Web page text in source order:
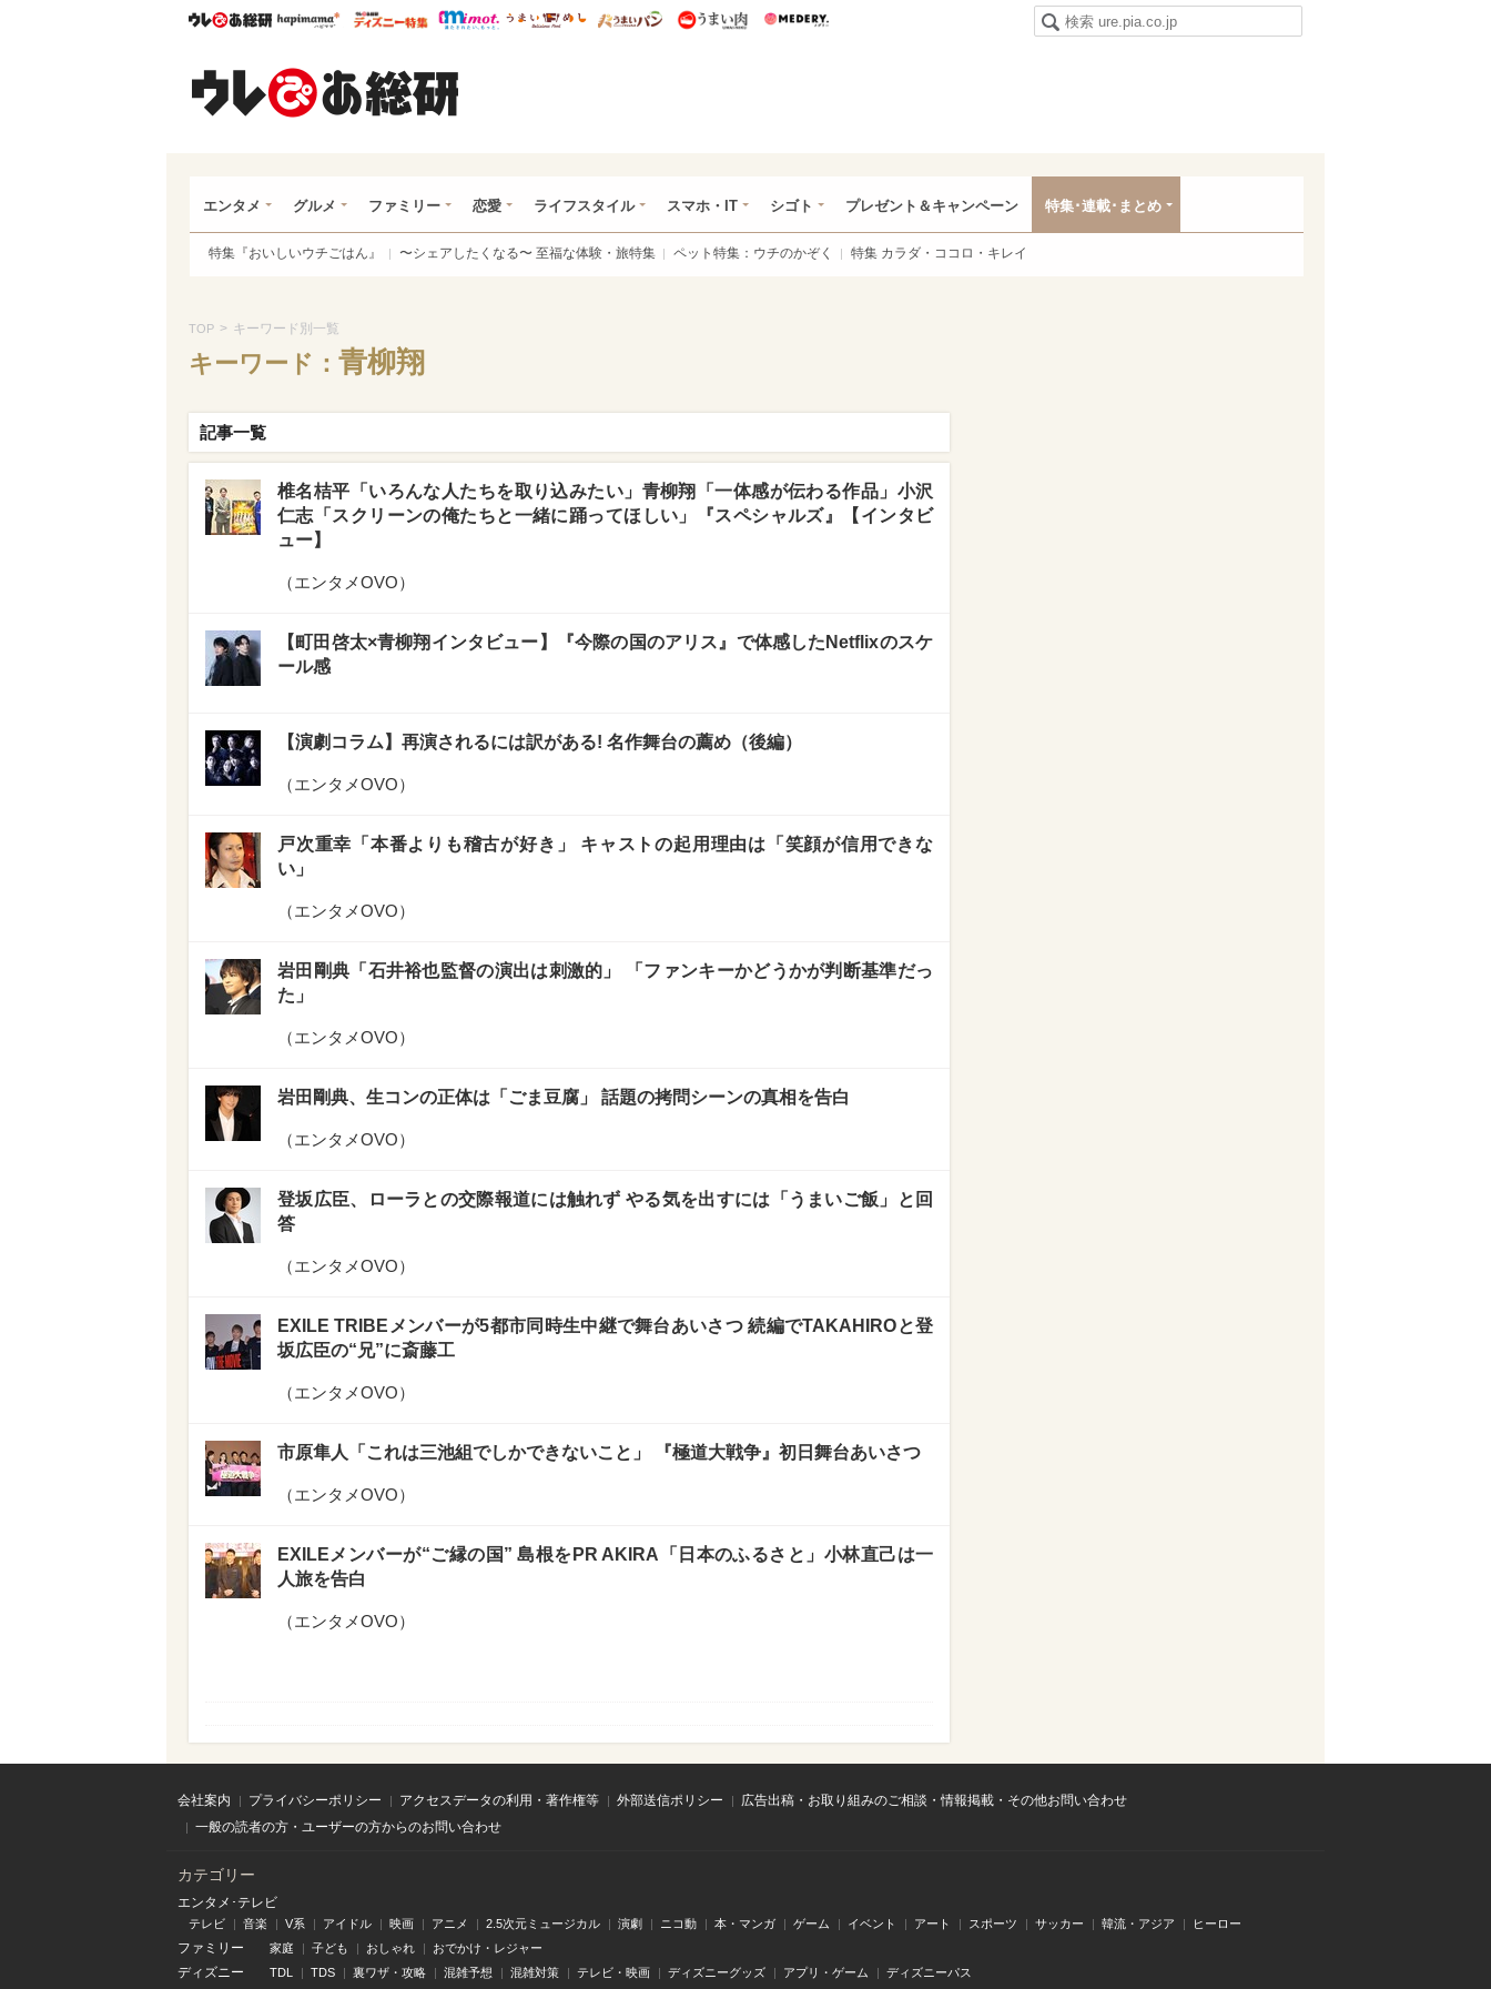
ウレぴあ総研ハピママ* ウレぴあ総研 ディズニー特集
mimot. うまいめし うまいパン うまい肉
エンタメ グルメ ファミリー 恋愛 ライフスタイル スマホ・IT シゴト プレゼント＆キャンペーン 特集･連載･まとめ
特集『おいしいウチごはん』 〜シェアしたくなる〜 至福な体験・旅特集 ペット特集：ウチのかぞく 特集 カラダ・ココロ・キレイ
TOP > キーワード別一覧
キーワード： 青柳翔
記事一覧
椎名桔平「いろんな人たちを取り込みたい」青柳翔「一体感が伝わる作品」小沢
仁志「スクリーンの俺たちと一緒に踊ってほしい」『スペシャルズ』【インタビ
ュー】
（エンタメOVO）
【町田啓太×青柳翔インタビュー】『今際の国のアリス』で体感したNetflixのスケ
ール感
【演劇コラム】再演されるには訳がある! 名作舞台の薦め（後編）
（エンタメOVO）
戸次重幸「本番よりも稽古が好き」 キャストの起用理由は「笑顔が信用できな
い」
（エンタメOVO）
岩田剛典「石井裕也監督の演出は刺激的」 「ファンキーかどうかが判断基準だっ
た」
（エンタメOVO）
岩田剛典、生コンの正体は「ごま豆腐」 話題の拷問シーンの真相を告白
（エンタメOVO）
登坂広臣、ローラとの交際報道には触れず やる気を出すには「うまいご飯」と回
答
（エンタメOVO）
EXILE TRIBEメンバーが5都市同時生中継で舞台あいさつ 続編でTAKAHIROと登
坂広臣の“兄”に斎藤工
（エンタメOVO）
市原隼人「これは三池組でしかできないこと」 『極道大戦争』初日舞台あいさつ
（エンタメOVO）
EXILEメンバーが“ご縁の国” 島根をPR AKIRA「日本のふるさと」小林直己は一
人旅を告白
（エンタメOVO）
会社案内 プライバシーポリシー アクセスデータの利用・著作権等 外部送信ポリシー
広告出稿・お取り組みのご相談・情報掲載・その他お問い合わせ
一般の読者の方・ユーザーの方からのお問い合わせ
カテゴリー
エンタメ･テレビ
テレビ 音楽 V系 アイドル 映画 アニメ 2.5次元ミュージカル 演劇 ニコ動 本・マンガ ゲーム イベント アート スポーツ サッカー 韓流・アジア ヒーロー
ファミリー 家庭 子ども おしゃれ おでかけ・レジャー
ディズニー TDL TDS 裏ワザ・攻略 混雑予想 混雑対策 テレビ・映画 ディズニーグッズ アプリ・ゲーム ディズニーパス